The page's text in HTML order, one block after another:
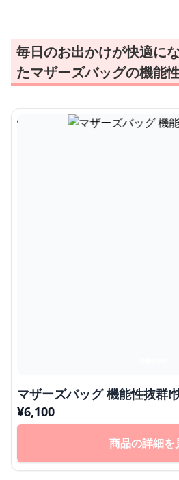
毎日のお出かけが快適に
たマザーズバッグの機能
マザーズバッグ 機能性抜群!
¥6,100
商品の詳細を